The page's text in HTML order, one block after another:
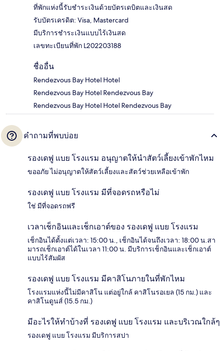
ที่พักแห่งนี้รับชำระเงินด้วยบัตรเดบิตและเงินสด
รับบัตรเครดิต: Visa, Mastercard
มีบริการชำระเงินแบบไร้เงินสด
เลขทะเบียนที่พัก L202203188
ชื่ออื่น
Rendezvous Bay Hotel Hotel
Rendezvous Bay Hotel Rendezvous Bay
Rendezvous Bay Hotel Hotel Rendezvous Bay
คำถามที่พบบ่อย
รองเดฟู แบย โรงแรม อนุญาตให้นำสัตว์เลี้ยงเข้าพักไหม
ขออภัย ไม่อนุญาตให้สัตว์เลี้ยงและสัตว์ช่วยเหลือเข้าพัก
รองเดฟู แบย โรงแรม มีที่จอดรถหรือไม่
ใช่ มีที่จอดรถฟรี
เวลาเช็กอินและเช็กเอาต์ของ รองเดฟู แบย โรงแรม
เช็กอินได้ตั้งแต่เวลา: 15:00 น., เช็กอินได้จนถึงเวลา: 18:00 น.สา
มารถเช็กเอาต์ได้ในเวลา 11:00 น. มีบริการเช็กอินและเช็กเอาต์
แบบไร้สัมผัส
รองเดฟู แบย โรงแรม มีคาสิโนภายในที่พักไหม
โรงแรมแห่งนี้ไม่มีคาสิโน แต่อยู่ใกล้ คาสิโนรอเยล (15 กม.) และ
คาสิโนดูนส์ (15.5 กม.)
มีอะไรให้ทำบ้างที่ รองเดฟู แบย โรงแรม และบริเวณใกล้ๆ
รองเดฟู แบย โรงแรม มีบริการสปา